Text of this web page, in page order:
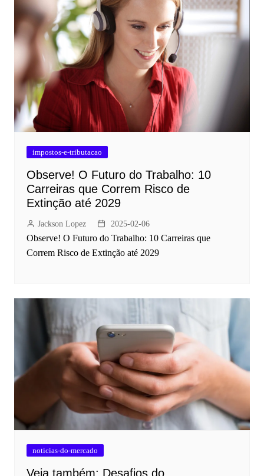
impostos-e-tributacao
Observe! O Futuro do Trabalho: 10
Carreiras que Correm Risco de
Extinção até 2029
Jackson Lopez 2025-02-06
Observe! O Futuro do Trabalho: 10 Carreiras que
Correm Risco de Extinção até 2029
noticias-do-mercado
Veja também: Desafios do